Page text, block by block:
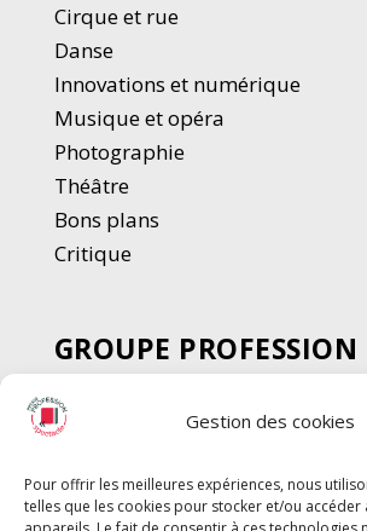
Gestion des cookies
Pour offrir les meilleures expériences, nous
telles que les cookies pour stocker et/ou
Cirque et rue
Danse
Innovations et numérique
Musique et opéra
Photographie
Théâtre
Bons plans
Critique
GROUPE PROFESSION
SPECTACLE
Chèque Intermittents
Chèque Compta